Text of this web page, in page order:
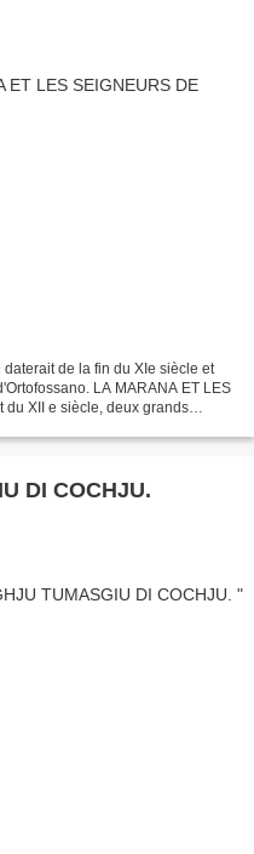
LA MARANA ET LES
du XII e siècle, deux grands
DI COCHJU.